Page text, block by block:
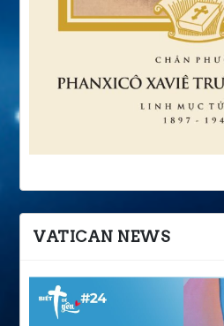
VATICAN NEWS